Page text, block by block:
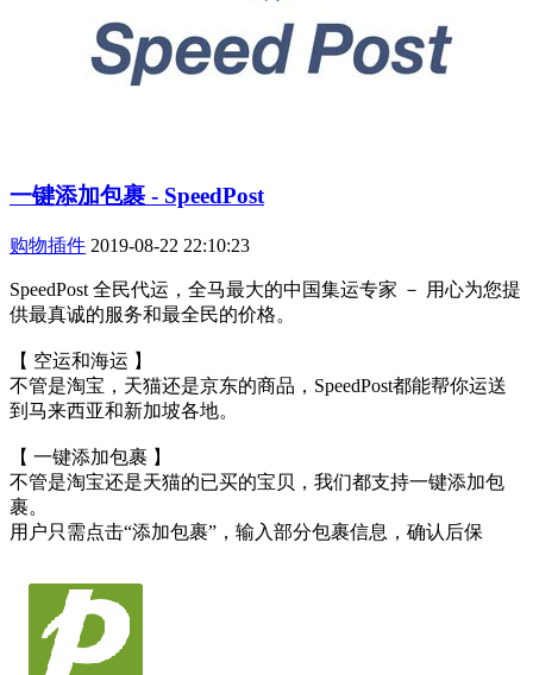
一键添加包裹 - SpeedPost
购物插件 2019-08-22 22:10:23
SpeedPost 全民代运，全马最大的中国集运专家 － 用心为您提
供最真诚的服务和最全民的价格。
【 空运和海运 】
不管是淘宝，天猫还是京东的商品，SpeedPost都能帮你运送
到马来西亚和新加坡各地。
【 一键添加包裹 】
不管是淘宝还是天猫的已买的宝贝，我们都支持一键添加包
裹。
用户只需点击“添加包裹”，输入部分包裹信息，确认后保